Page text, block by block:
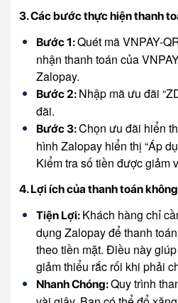
3. Các bước thực hiện thanh
Bước 1:Quét mã VNPAY-
nhận thanh toán của
Zalopay.
Bước 2: Nhập mã ưu đãi
đãi.
Bước 3:Chọn ưu đãi hiển
hình Zalopay hiển thị “Áp
Kiểm tra số tiền được giảm
4. Lợi ích của thanh toán
Tiện Lợi: Khách hàng chỉ
dụng Zalopay để thanh
theo tiền mặt. Điều này
giảm thiểu rắc rối khi phải
Nhanh Chóng:Quy trình